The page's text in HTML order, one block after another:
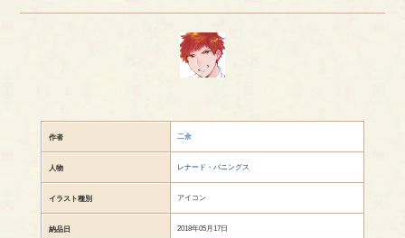
作者 二余
人物 レナード・バニングス
イラスト種別 アイコン
納品日 2018年05月17日